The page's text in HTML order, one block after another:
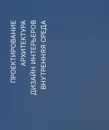
ПРОЕКТИРОВАНИЕАРХИТЕКТУРАДИЗАЙН ИНТЕРЬЕРОВВНУТРЕННЯЯ СРЕДА